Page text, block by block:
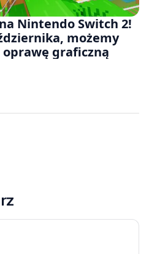
Nintendo Switch 2!
możemy
oprawę graficzną